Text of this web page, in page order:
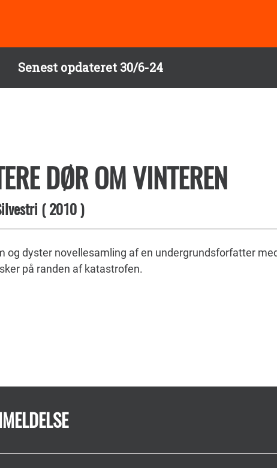
Senest opdateret 30/6-24
DØR OM VINTEREN
(2010)
og dyster novellesamling af en undergrundsforfatter
på randen af katastrofen.